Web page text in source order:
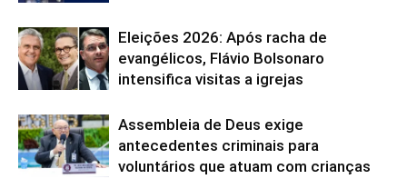
Eleições 2026: Após racha de
evangélicos, Flávio Bolsonaro
intensifica visitas a igrejas
Assembleia de Deus exige
antecedentes criminais para
voluntários que atuam com crianças